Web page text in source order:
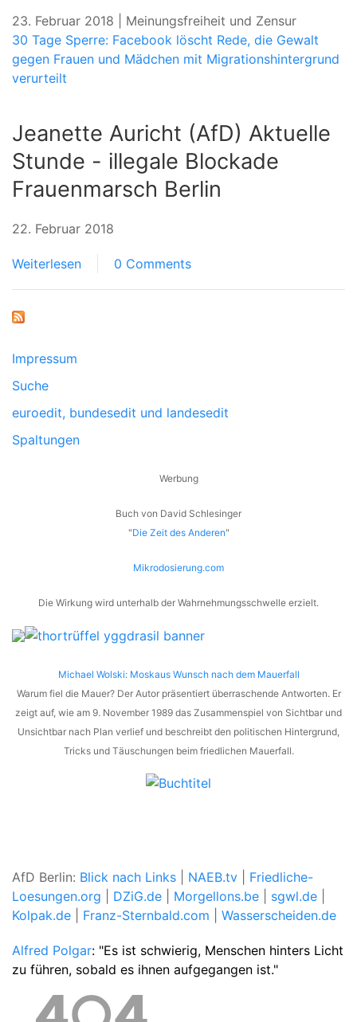
23. Februar 2018 | Meinungsfreiheit und Zensur
30 Tage Sperre: Facebook löscht Rede, die Gewalt
gegen Frauen und Mädchen mit Migrationshintergrund
verurteilt
Jeanette Auricht (AfD) Aktuelle
Stunde - illegale Blockade
Frauenmarsch Berlin
22. Februar 2018
Weiterlesen 0 Comments
Impressum
Suche
euroedit, bundesedit und landesedit
Spaltungen
Werbung
Buch von David Schlesinger
"Die Zeit des Anderen"
Mikrodosierung.com
Die Wirkung wird unterhalb der Wahrnehmungsschwelle erzielt.
Michael Wolski: Moskaus Wunsch nach dem Mauerfall
Warum fiel die Mauer? Der Autor präsentiert überraschende Antworten. Er
zeigt auf, wie am 9. November 1989 das Zusammenspiel von Sichtbar und
Unsichtbar nach Plan verlief und beschreibt den politischen Hintergrund,
Tricks und Täuschungen beim friedlichen Mauerfall.
AfD Berlin: Blick nach Links NAEB.tv
Friedliche-
Loesungen.org
DZiG.de Morgellons.be sgwl.de
Kolpak.de
Franz-Sternbald.com Wasserscheiden.de
Alfred Polgar: "Es ist schwierig, Menschen hinters Licht
zu führen, sobald es ihnen aufgegangen ist."